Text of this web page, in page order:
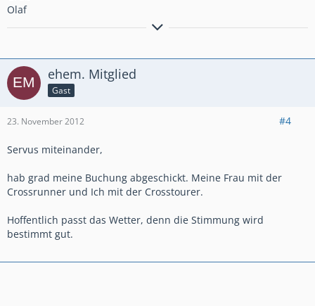
Olaf
BMW, nein danke
ehem. Mitglied
Gast
23. November 2012 #4
Servus miteinander,
hab grad meine Buchung abgeschickt. Meine Frau mit der
Crossrunner und Ich mit der Crosstourer.
Hoffentlich passt das Wetter, denn die Stimmung wird
bestimmt gut.